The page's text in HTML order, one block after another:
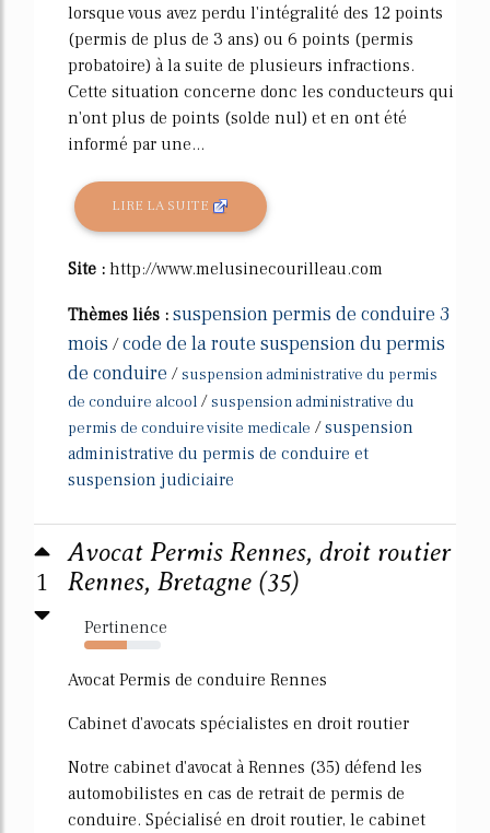
lorsque vous avez perdu l'intégralité des 12 points
(permis de plus de 3 ans) ou 6 points (permis
probatoire) à la suite de plusieurs infractions.
Cette situation concerne donc les conducteurs qui
n'ont plus de points (solde nul) et en ont été
informé par une...
LIRE LA SUITE
Site : http://www.melusinecourilleau.com
Thèmes liés : suspension permis de conduire 3
mois /code de la route suspension du permis
de conduire /suspension administrative du permis
de conduire alcool /suspension administrative du
permis de conduire visite medicale /suspension
administrative du permis de conduire et
suspension judiciaire
1
Avocat Permis Rennes, droit routier
Rennes, Bretagne (35)
Pertinence
56%
Avocat Permis de conduire Rennes
Cabinet d'avocats spécialistes en droit routier
Notre cabinet d'avocat à Rennes (35) défend les
automobilistes en cas de retrait de permis de
conduire. Spécialisé en droit routier, le cabinet